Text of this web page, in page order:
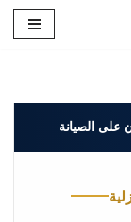
على الصيانة